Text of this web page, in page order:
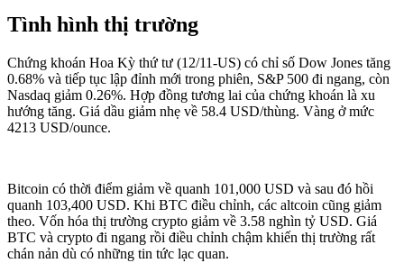
Tình hình thị trường
Chứng khoán Hoa Kỳ thứ tư (12/11-US) có chỉ số Dow Jones tăng
0.68% và tiếp tục lập đỉnh mới trong phiên, S&P 500 đi ngang, còn
Nasdaq giảm 0.26%. Hợp đồng tương lai của chứng khoán là xu
hướng tăng. Giá dầu giảm nhẹ về 58.4 USD/thùng. Vàng ở mức
4213 USD/ounce.
Bitcoin có thời điểm giảm về quanh 101,000 USD và sau đó hồi
quanh 103,400 USD. Khi BTC điều chỉnh, các altcoin cũng giảm
theo. Vốn hóa thị trường crypto giảm về 3.58 nghìn tỷ USD. Giá
BTC và crypto đi ngang rồi điều chỉnh chậm khiến thị trường rất
chán nản dù có những tin tức lạc quan.